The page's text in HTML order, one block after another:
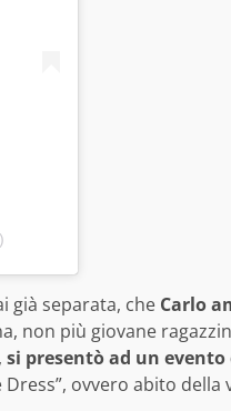
già separata, che Carlo
non più giovane
si presentò ad un
Dress”, ovvero abito della